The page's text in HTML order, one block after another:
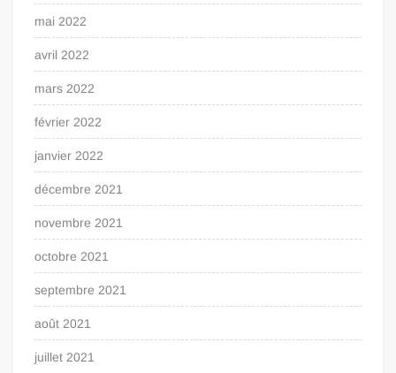
mai 2022
avril 2022
mars 2022
février 2022
janvier 2022
décembre 2021
novembre 2021
octobre 2021
septembre 2021
août 2021
juillet 2021